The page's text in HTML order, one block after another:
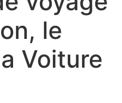
le
Voiture